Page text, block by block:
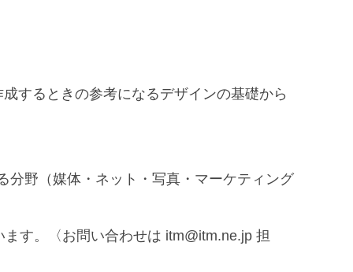
するときの参考になるデザインの基礎から
分野（媒体・ネット・写真・マーケティング
す。〈お問い合わせは itm@itm.ne.jp 担